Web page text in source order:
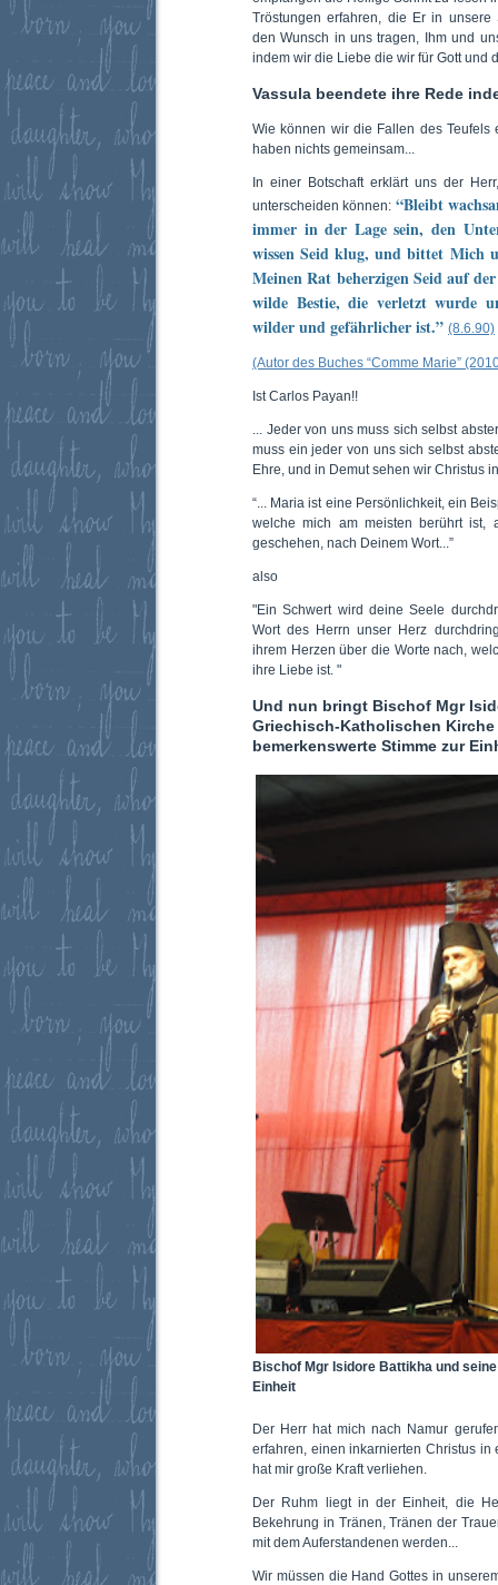
Tröstungen erfahren, die Er in
den Wunsch in uns tragen, Ihm und
indem wir die Liebe die wir für Gott und
Vassula beendete ihre Rede
Wie können wir die Fallen des Teufels
haben nichts gemeinsam...
In einer Botschaft erklärt uns der
unterscheiden können: “Bleibt
immer in der Lage sein, den
wissen Seid klug, und bittet Mich
Meinen Rat beherzigen Seid auf
wilde Bestie, die verletzt wurde
wilder und gefährlicher ist.” (8.6.90)
(Autor des Buches “Comme Marie”
Ist Carlos Payan!!
... Jeder von uns muss sich selbst
muss ein jeder von uns sich selbst
Ehre, und in Demut sehen wir Christus
“... Maria ist eine Persönlichkeit, ein
welche mich am meisten berührt ist,
geschehen, nach Deinem Wort...”
also
"Ein Schwert wird deine Seele
Wort des Herrn unser Herz
ihrem Herzen über die Worte nach,
ihre Liebe ist. "
Und nun bringt Bischof Mgr
Griechisch-Katholischen
bemerkenswerte Stimme zur
Bischof Mgr Isidore Battikha und
Einheit
Der Herr hat mich nach Namur
erfahren, einen inkarnierten Christus
hat mir große Kraft verliehen.
Der Ruhm liegt in der Einheit, die
Bekehrung in Tränen, Tränen der
mit dem Auferstandenen werden...
Wir müssen die Hand Gottes in